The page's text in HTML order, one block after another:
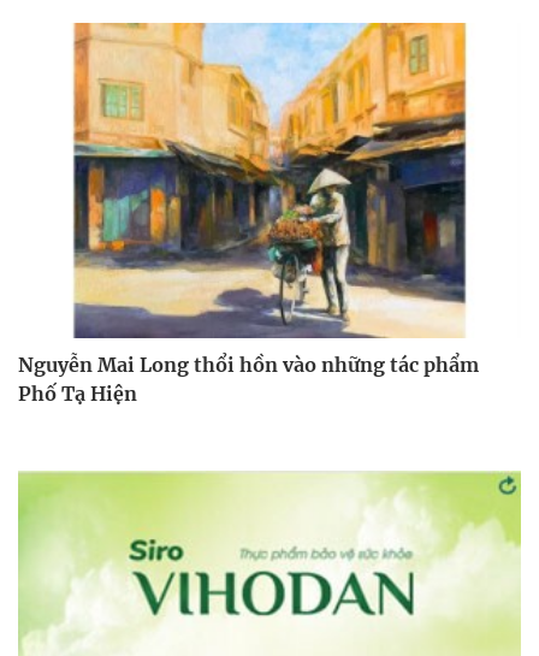
Nguyễn Mai Long thổi hồn vào những tác phẩm
Phố Tạ Hiện